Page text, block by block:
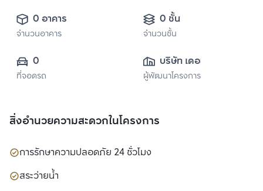
0 อาคาร
จำนวนอาคาร
0 ชั้น
จำนวนชั้น
0
ที่จอดรถ
บริษัท เดอะแวลู
พร็อพเพอร์ตี้ ดี
ผู้พัฒนาโครงการ
สิ่งอำนวยความสะดวกในโครงการ
การรักษาความปลอดภัย 24 ชั่วโมง
สระว่ายน้ำ